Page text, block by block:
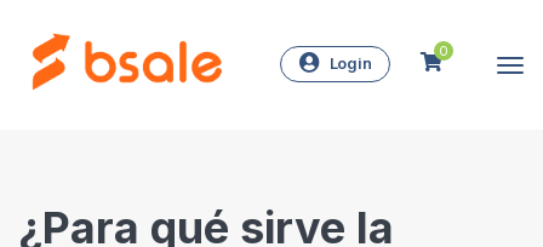
Login
0
¿Para qué sirve la